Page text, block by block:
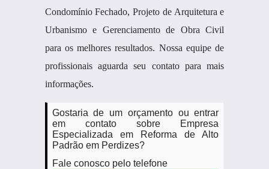
Condomínio Fechado, Projeto de Arquitetura e
Urbanismo e Gerenciamento de Obra Civil
para os melhores resultados. Nossa equipe de
profissionais aguarda seu contato para mais
informações.
Gostaria de um orçamento ou entrar
em contato sobre Empresa
Especializada em Reforma de Alto
Padrão em Perdizes?
Fale conosco pelo telefone